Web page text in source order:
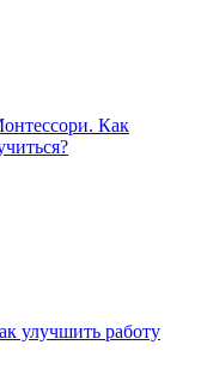
Как
улучшить работу